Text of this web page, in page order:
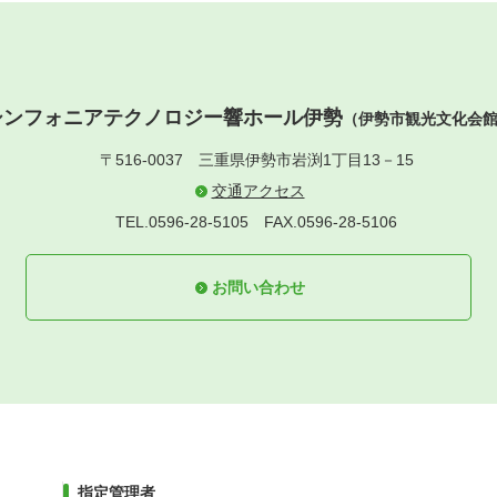
ンフォニアテクノロジー響ホール伊勢 （伊勢市観光文化会
〒516-0037 三重県伊勢市岩渕1丁目13－15
交通アクセス
TEL.0596-28-5105 FAX.0596-28-5106
お問い合わせ
指定管理者